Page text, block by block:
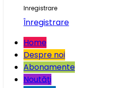
Inregistrare
Înregistrare
Home
Despre noi
Abonamente
Noutăţi